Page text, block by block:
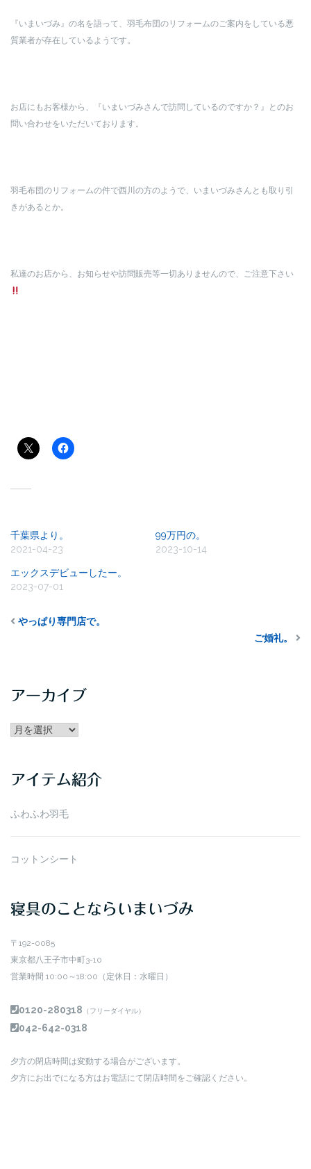
『いまいづみ』の名を語って、羽毛布団のリフォームのご案内をしている悪
質業者が存在しているようです。
お店にもお客様から、『いまいづみさんで訪問しているのですか？』とのお
問い合わせをいただいております。
羽毛布団のリフォームの件で西川の方のようで、いまいづみさんとも取り引
きがあるとか。
私達のお店から、お知らせや訪問販売等一切ありませんので、ご注意下さい
千葉県より。
2021-04-23
99万円の。
2023-10-14
エックスデビューしたー。
2023-07-01
やっぱり専門店で。
ご婚礼。
アーカイブ
アー
ブ
アイテム紹介
ふわふわ羽毛
コットンシート
寝具のことならいまいづみ
〒192-0085
東京都八王子市中町3-10
営業時間 10:00～18:00（定休日：水曜日）
0120-280318 （フリーダイヤル）
042-642-0318
夕方の閉店時間は変動する場合がございます。
夕方にお出でになる方はお電話にて閉店時間をご確認ください。